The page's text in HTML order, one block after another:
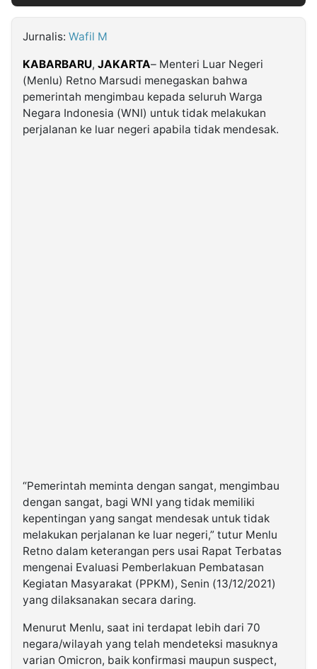
Kabarbaru.co
Jurnalis: Wafil M
KABARBARU, JAKARTA– Menteri Luar Negeri
(Menlu) Retno Marsudi menegaskan bahwa
pemerintah mengimbau kepada seluruh Warga
Negara Indonesia (WNI) untuk tidak melakukan
perjalanan ke luar negeri apabila tidak mendesak.
“Pemerintah meminta dengan sangat, mengimbau
dengan sangat, bagi WNI yang tidak memiliki
kepentingan yang sangat mendesak untuk tidak
melakukan perjalanan ke luar negeri,” tutur Menlu
Retno dalam keterangan pers usai Rapat Terbatas
mengenai Evaluasi Pemberlakuan Pembatasan
Kegiatan Masyarakat (PPKM), Senin (13/12/2021)
yang dilaksanakan secara daring.
Menurut Menlu, saat ini terdapat lebih dari 70
negara/wilayah yang telah mendeteksi masuknya
varian Omicron, baik konfirmasi maupun suspect,